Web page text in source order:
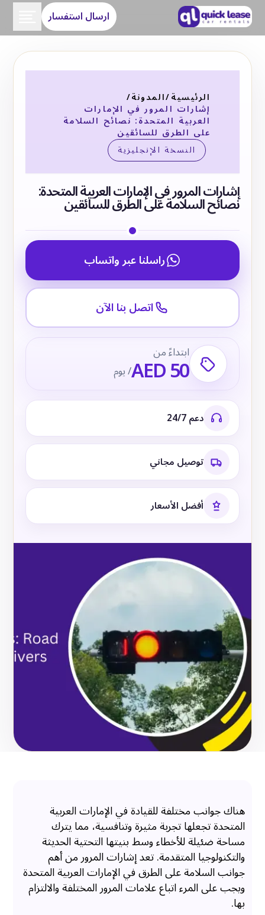
ارسال استفسار
الرئيسية/المدونة/
إشارات المرور في الإمارات
العربية المتحدة: نصائح السلامة
على الطرق للسائقين
النسخة الإنجليزية
إشارات المرور في الإمارات العربية المتحدة:
نصائح السلامة على الطرق للسائقين
راسلنا عبر واتساب
اتصل بنا الآن
ابتداءً من
AED 50/ يوم
دعم 24/7
توصيل مجاني
أفضل الأسعار
هناك جوانب مختلفة للقيادة في الإمارات العربية
المتحدة تجعلها تجربة مثيرة وتنافسية، مما يترك
مساحة ضئيلة للأخطاء وسط بنيتها التحتية الحديثة
والتكنولوجيا المتقدمة. تعد إشارات المرور من أهم
جوانب السلامة على الطرق في الإمارات العربية المتحدة
ويجب على المرء اتباع علامات المرور المختلفة والالتزام
بها.